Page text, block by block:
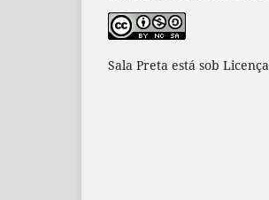
Sala Preta está sob Licença